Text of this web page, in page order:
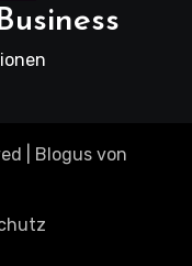
Blogus von